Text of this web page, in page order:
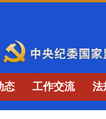
态 工作交流 法